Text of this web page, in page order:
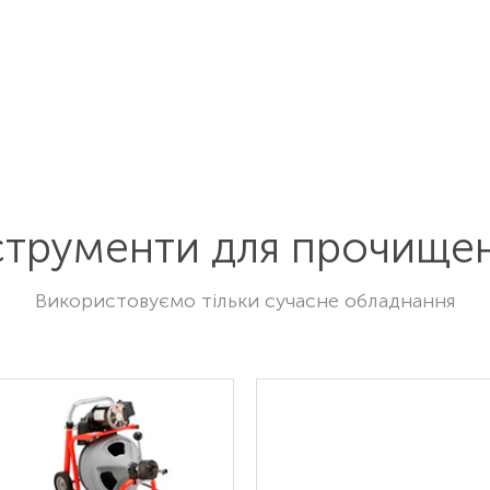
для
Використовуємо тільки сучасне обладнання